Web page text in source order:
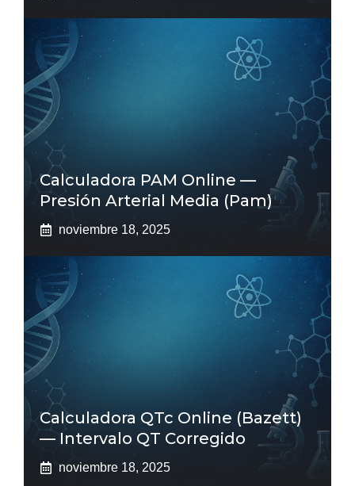
Calculadora PAM Online —
Presión Arterial Media (pam)
noviembre 18, 2025
Calculadora QTc Online (Bazett)
— Intervalo QT Corregido
noviembre 18, 2025